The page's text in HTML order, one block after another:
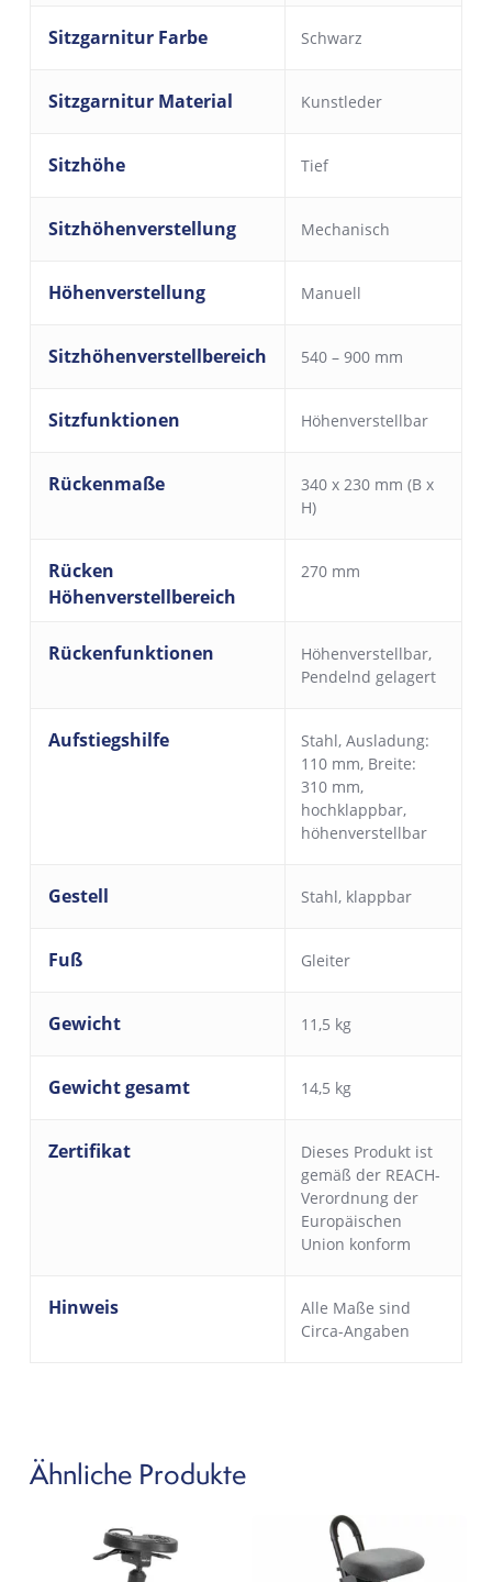
Sitzgarnitur Farbe Schwarz
Sitzgarnitur Material Kunstleder
Sitzhöhe Tief
Sitzhöhenverstellung Mechanisch
Höhenverstellung Manuell
Sitzhöhenverstellbereich 540 – 900 mm
Sitzfunktionen Höhenverstellbar
Rückenmaße
340 x 230 mm (B x
H)
Rücken
Höhenverstellbereich
270 mm
Rückenfunktionen Höhenverstellbar,
Pendelnd gelagert
Aufstiegshilfe
Stahl, Ausladung:
110 mm, Breite:
310 mm,
hochklappbar,
höhenverstellbar
Gestell Stahl, klappbar
Fuß Gleiter
Gewicht 11,5 kg
Gewicht gesamt 14,5 kg
Zertifikat
Dieses Produkt ist
gemäß der REACH-
Verordnung der
Europäischen
Union konform
Hinweis
Alle Maße sind
Circa-Angaben
Ähnliche Produkte